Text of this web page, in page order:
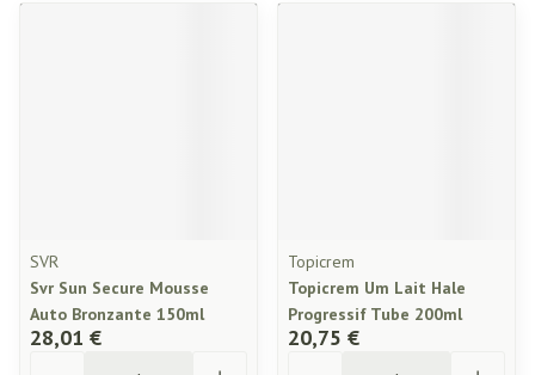
SVR
Svr Sun Secure Mousse
Auto Bronzante 150ml
28,01 €
Topicrem
Topicrem Um Lait Hale
Progressif Tube 200ml
20,75 €